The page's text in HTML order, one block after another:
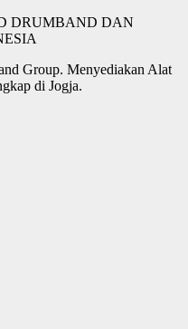
Group. Menyediakan Alat
di Jogja.